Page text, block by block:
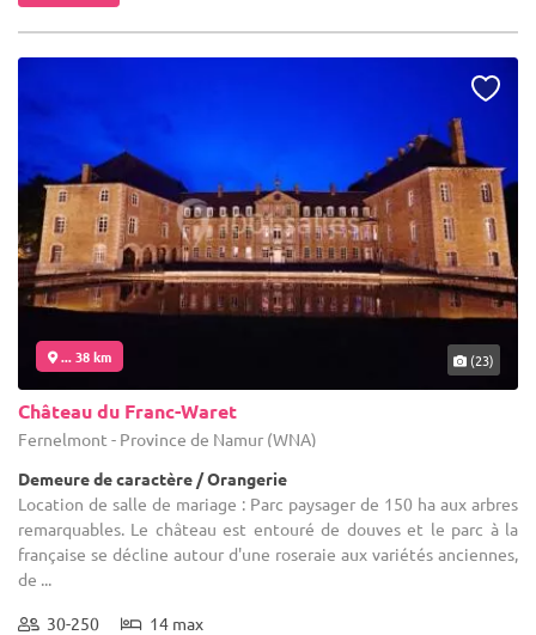
... 38 km (23)
Château du Franc-Waret
Fernelmont - Province de Namur (WNA)
Demeure de caractère / Orangerie
Location de salle de mariage : Parc paysager de 150 ha aux arbres
remarquables. Le château est entouré de douves et le parc à la
française se décline autour d'une roseraie aux variétés anciennes,
de ...
30-250 14 max